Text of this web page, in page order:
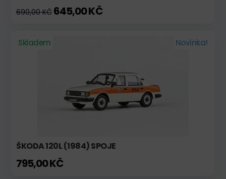
690,00 KČ 645,00 KČ
Skladem Novinka!
ŠKODA 120L (1984) SPOJE
795,00 KČ